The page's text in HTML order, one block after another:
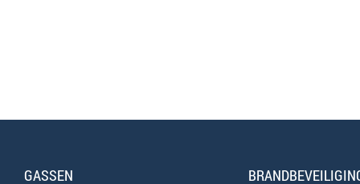
GASSEN